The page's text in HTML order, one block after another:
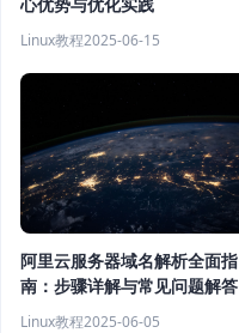
Linux教程2025-06-15
阿里云服务器域名解析全面指
南：步骤详解与常见问题解答
Linux教程2025-06-05